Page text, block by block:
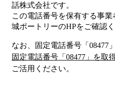
話株式会社です。
この電話番号を保有する事
城ポートリーのHPをご確認
なお、固定電話番号「 08477
固定電話番号「 08477 」を取
ご活用ください。